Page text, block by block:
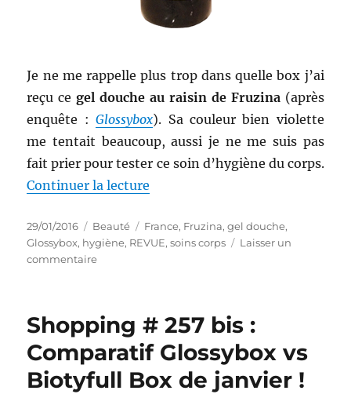
Je ne me rappelle plus trop dans quelle box j’ai
reçu cegel douche au raisin de Fruzina(après
enquête :Glossybox). Sa couleur bien violette
me tentait beaucoup, aussi je ne me suis pas
fait prier pour tester ce soin d’hygiène du corps.
Continuer la lecture
Publié
le
29/01/2016 Catégories
Beauté Étiquettes
France, Fruzina,gel douche,
Glossybox, hygiène, REVUE,soins corps
Laisser un
commentairesur
75
Gel
douche
Raisin
Shopping # 257 bis :
Comparatif Glossybox vs
Biotyfull Box de janvier !